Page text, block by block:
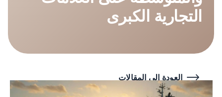
التجارية الكبرى
العودة إلى المقالات